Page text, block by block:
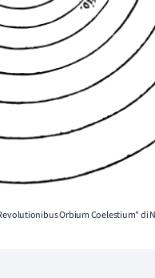
Orbium Coelestium" di